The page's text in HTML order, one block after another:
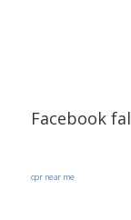
Facebook fal
cpr near me